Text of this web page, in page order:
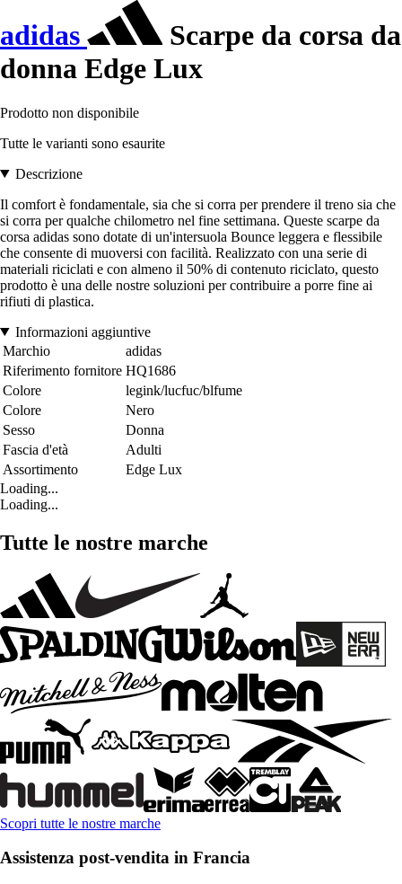
adidas
Scarpe da corsa da
donna Edge Lux
Prodotto non disponibile
Tutte le varianti sono esaurite
Descrizione
Il comfort è fondamentale, sia che si corra per prendere il treno sia che
si corra per qualche chilometro nel fine settimana. Queste scarpe da
corsa adidas sono dotate di un'intersuola Bounce leggera e flessibile
che consente di muoversi con facilità. Realizzato con una serie di
materiali riciclati e con almeno il 50% di contenuto riciclato, questo
prodotto è una delle nostre soluzioni per contribuire a porre fine ai
rifiuti di plastica.
Informazioni aggiuntive
Marchio
adidas
Riferimento fornitore HQ1686
Colore
legink/lucfuc/blfume
Colore
Nero
Sesso
Donna
Fascia d'età
Adulti
Assortimento
Edge Lux
Loading...
Loading...
Tutte le nostre marche
Scopri tutte le nostre marche
Assistenza post-vendita in Francia